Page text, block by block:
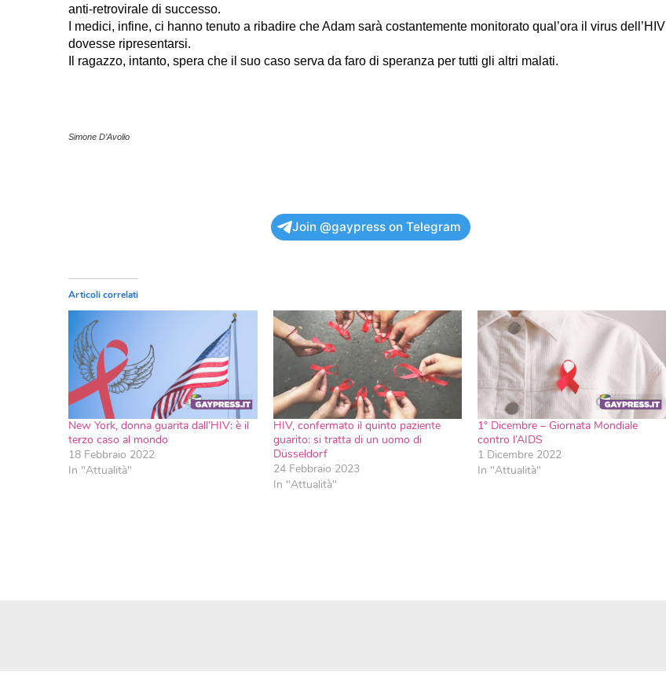
anti-retrovirale di successo.
I medici, infine, ci hanno tenuto a ribadire che Adam sarà costantemente monitorato qual’ora il virus dell’HIV
dovesse ripresentarsi.
Il ragazzo, intanto, spera che il suo caso serva da faro di speranza per tutti gli altri malati.
Simone D’Avolio
Join @gaypress on Telegram
Articoli correlati
New York, donna guarita dall’HIV: è il
terzo caso al mondo
18 Febbraio 2022
In "Attualità"
HIV, confermato il quinto paziente
guarito: si tratta di un uomo di
Düsseldorf
24 Febbraio 2023
In "Attualità"
1° Dicembre – Giornata Mondiale
contro l’AIDS
1 Dicembre 2022
In "Attualità"